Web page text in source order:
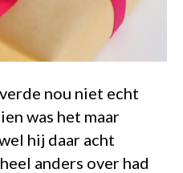
nou niet echt
was het maar
hij daar acht
anders over had